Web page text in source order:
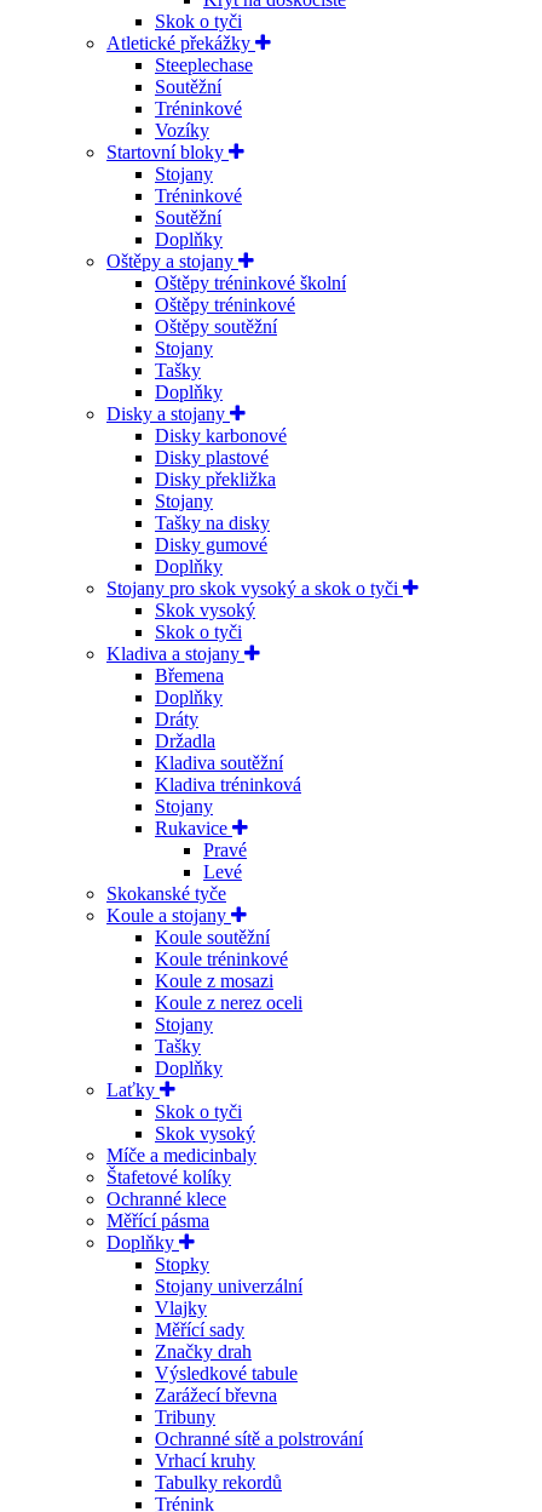
Skok o tyči
Atletické překážky
Steeplechase
Soutěžní
Tréninkové
Vozíky
Startovní bloky
Stojany
Tréninkové
Soutěžní
Doplňky
Oštěpy a stojany
Oštěpy tréninkové školní
Oštěpy tréninkové
Oštěpy soutěžní
Stojany
Tašky
Doplňky
Disky a stojany
Disky karbonové
Disky plastové
Disky překližka
Stojany
Tašky na disky
Disky gumové
Doplňky
Stojany pro skok vysoký a skok o tyči
Skok vysoký
Skok o tyči
Kladiva a stojany
Břemena
Doplňky
Dráty
Držadla
Kladiva soutěžní
Kladiva tréninková
Stojany
Rukavice
Pravé
Levé
Skokanské tyče
Koule a stojany
Koule soutěžní
Koule tréninkové
Koule z mosazi
Koule z nerez oceli
Stojany
Tašky
Doplňky
Laťky
Skok o tyči
Skok vysoký
Míče a medicinbaly
Štafetové kolíky
Ochranné klece
Měřící pásma
Doplňky
Stopky
Stojany univerzální
Vlajky
Měřící sady
Značky drah
Výsledkové tabule
Zarážecí břevna
Tribuny
Ochranné sítě a polstrování
Vrhací kruhy
Tabulky rekordů
Trénink